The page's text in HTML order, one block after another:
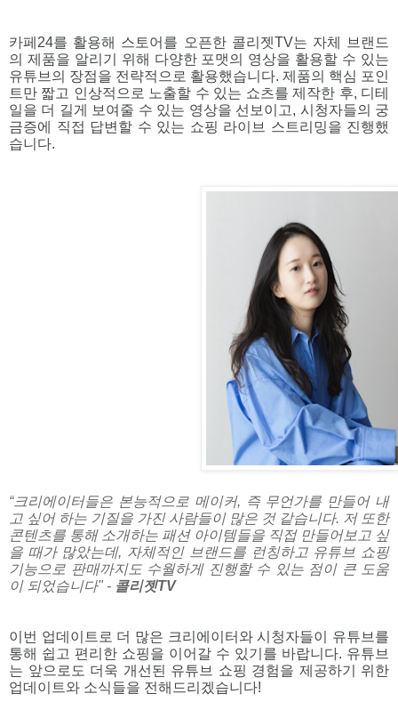
카페24를 활용해 스토어를 오픈한 콜리젯TV는 자체 브랜드
의 제품을 알리기 위해 다양한 포맷의 영상을 활용할 수 있는
유튜브의 장점을 전략적으로 활용했습니다. 제품의 핵심 포인
트만 짧고 인상적으로 노출할 수 있는 쇼츠를 제작한 후, 디테
일을 더 길게 보여줄 수 있는 영상을 선보이고, 시청자들의 궁
금증에 직접 답변할 수 있는 쇼핑 라이브 스트리밍을 진행했
습니다.
“크리에이터들은 본능적으로 메이커, 즉 무언가를 만들어 내
고 싶어 하는 기질을 가진 사람들이 많은 것 같습니다. 저 또한
콘텐츠를 통해 소개하는 패션 아이템들을 직접 만들어보고 싶
을 때가 많았는데, 자체적인 브랜드를 런칭하고 유튜브 쇼핑
기능으로 판매까지도 수월하게 진행할 수 있는 점이 큰 도움
이 되었습니다" - 콜리젯TV
이번 업데이트로 더 많은 크리에이터와 시청자들이 유튜브를
통해 쉽고 편리한 쇼핑을 이어갈 수 있기를 바랍니다. 유튜브
는 앞으로도 더욱 개선된 유튜브 쇼핑 경험을 제공하기 위한
업데이트와 소식들을 전해드리겠습니다!